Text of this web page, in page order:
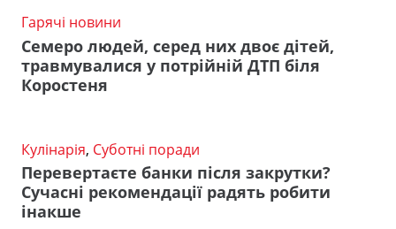
Гарячі новини
Семеро людей, серед них двоє дітей,
травмувалися у потрійній ДТП біля
Коростеня
Кулінарія, Суботні поради
Перевертаєте банки після закрутки?
Сучасні рекомендації радять робити
інакше